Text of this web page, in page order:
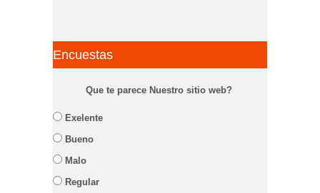
Encuestas
Que te parece Nuestro sitio web?
Exelente
Bueno
Malo
Regular